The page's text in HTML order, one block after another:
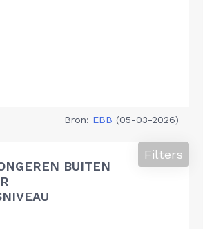
Bron: EBB (05-03-2026)
BUITEN
Filters